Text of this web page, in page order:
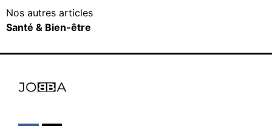
Nos autres articles
Santé & Bien-être